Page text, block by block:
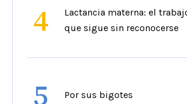
4
Lactancia materna: el
que sigue sin reconocerse
5 Por sus bigotes